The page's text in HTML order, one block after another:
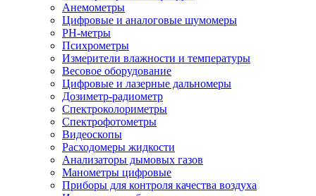
Анемометры
Цифровые и аналоговые шумомеры
PH-метры
Психрометры
Измерители влажности и температуры
Весовое оборудование
Цифровые и лазерные дальномеры
Дозиметр-радиометр
Спектроколориметры
Спектрофотометры
Видеоскопы
Расходомеры жидкости
Анализаторы дымовых газов
Манометры цифровые
Приборы для контроля качества воздуха